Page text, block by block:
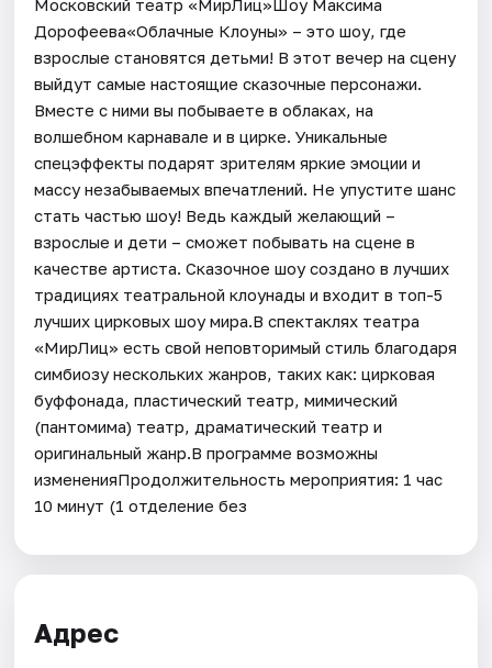
Московский театр «МирЛиц»Шоу Максима
Дорофеева«Облачные Клоуны» – это шоу, где
взрослые становятся детьми! В этот вечер на сцену
выйдут самые настоящие сказочные персонажи.
Вместе с ними вы побываете в облаках, на
волшебном карнавале и в цирке. Уникальные
спецэффекты подарят зрителям яркие эмоции и
массу незабываемых впечатлений. Не упустите шанс
стать частью шоу! Ведь каждый желающий –
взрослые и дети – сможет побывать на сцене в
качестве артиста. Сказочное шоу создано в лучших
традициях театральной клоунады и входит в топ-5
лучших цирковых шоу мира.В спектаклях театра
«МирЛиц» есть свой неповторимый стиль благодаря
симбиозу нескольких жанров, таких как: цирковая
буффонада, пластический театр, мимический
(пантомима) театр, драматический театр и
оригинальный жанр.В программе возможны
измененияПродолжительность мероприятия: 1 час
10 минут (1 отделение без
Адрес